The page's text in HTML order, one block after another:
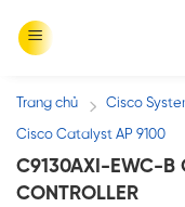
Trang chủ / Cisco
Cisco Catalyst AP 9100
C9130AXI-EWC-B
CONTROLLER